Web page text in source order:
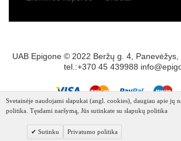
UAB Epigone © 2022 Beržų g. 4,
tel.:+370 45 439988
Svetainėje naudojami slapukai (angl. cookies), daugiau apie jų
politika. Tęsdami naršymą, Jūs sutinkate su slapukų politika
Sutinku Privatumo politika